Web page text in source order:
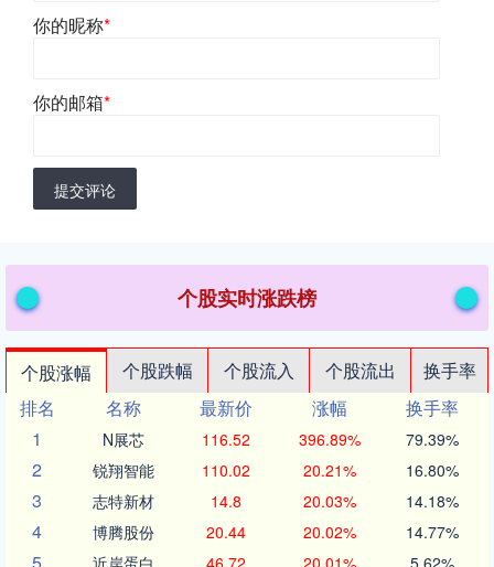
你的昵称*
你的邮箱*
提交评论
个股实时涨跌榜
个股涨幅 个股跌幅 个股流入 个股流出
换手率
排名
名称 最新价 涨幅
换手率
1
N展芯 116.52 396.89% 79.39%
2 锐翔智能 110.02 20.21% 16.80%
3 志特新材 14.8 20.03% 14.18%
4 博腾股份 20.44 20.02% 14.77%
近岸蛋白 46.72 20.01% 5.62%